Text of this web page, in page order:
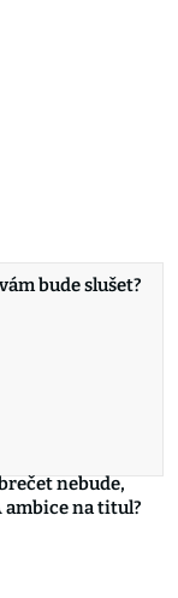
bude slušet?
nebude,
ambice na titul?